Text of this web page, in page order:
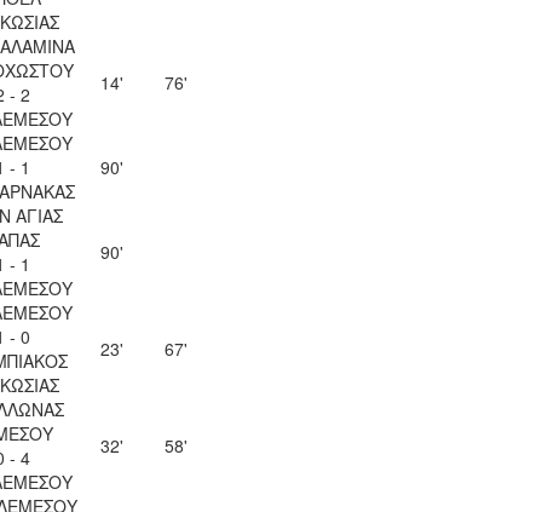
- 2
14' 76'
- 1
90'
ΑΓΙΑΣ
- 1
90'
- 0
23' 67'
- 4
32' 58'